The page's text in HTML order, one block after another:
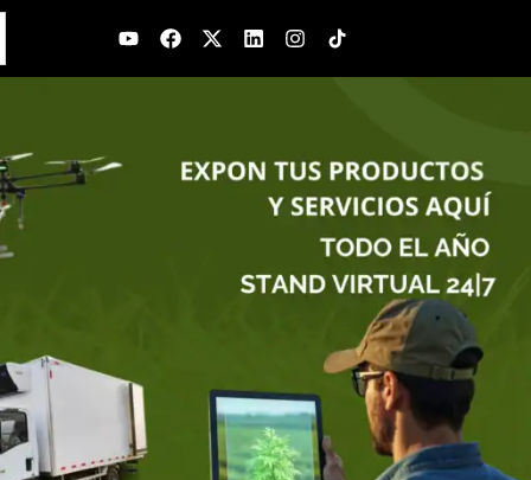
YoutubeFacebook
X-
twitter
LinkedinInstagram